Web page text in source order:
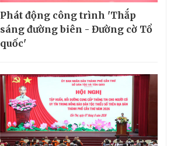
Phát động công trình 'Thắp
sáng đường biên - Đường cờ Tổ
quốc'